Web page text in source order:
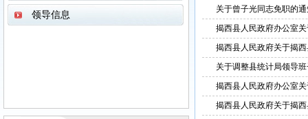
领导信息
关于曾子光同志免职的
揭西县人民政府办公室
揭西县人民政府关于揭
关于调整县统计局领导
揭西县人民政府办公室
揭西县人民政府关于揭